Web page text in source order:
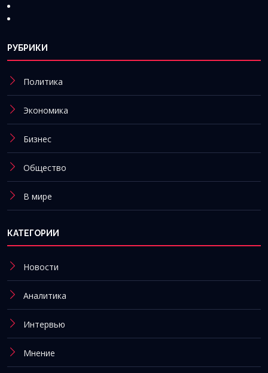
РУБРИКИ
Политика
Экономика
Бизнес
Общество
В мире
КАТЕГОРИИ
Новости
Аналитика
Интервью
Мнение